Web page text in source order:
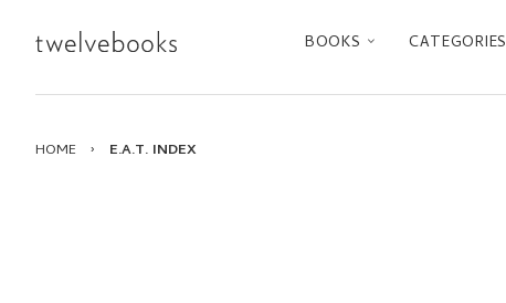
BOOKS CATEGORIES
HOME › E.A.T. INDEX